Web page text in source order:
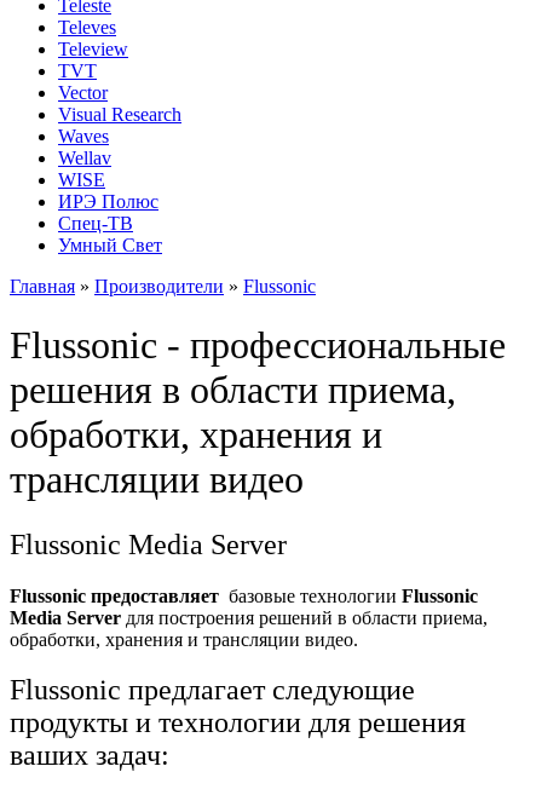
Teleste
Televes
Teleview
TVT
Vector
Visual Research
Waves
Wellav
WISE
ИРЭ Полюс
Спец-ТВ
Умный Свет
Главная » Производители » Flussonic
Flussonic - профессиональные
решения в области приема,
обработки, хранения и
трансляции видео
Flussonic Media Server
Flussonic предоставляет базовые технологии Flussonic
Media Server для построения решений в области приема,
обработки, хранения и трансляции видео.
Flussonic предлагает следующие
продукты и технологии для решения
ваших задач: